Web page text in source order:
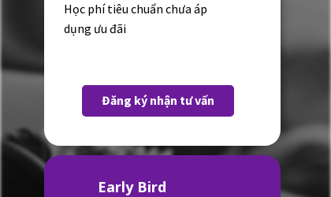
Học phí tiêu chuẩn chưa áp
dụng ưu đãi
Đăng ký nhận tư vấn
Early Bird